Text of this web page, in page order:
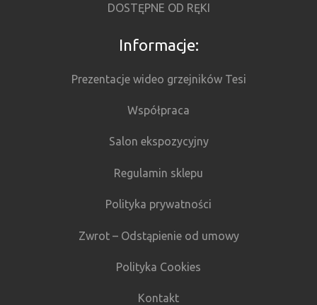
DOSTĘPNE OD RĘKI
Informacje:
Prezentacje wideo grzejników Tesi
Współpraca
Salon ekspozycyjny
Regulamin sklepu
Polityka prywatności
Zwrot – Odstąpienie od umowy
Polityka Cookies
Kontakt